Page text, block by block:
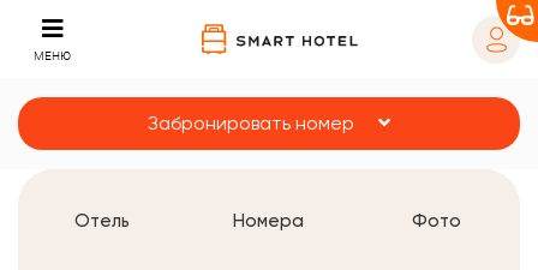
МЕНЮ
Забронировать номер
Отель Номера Фото